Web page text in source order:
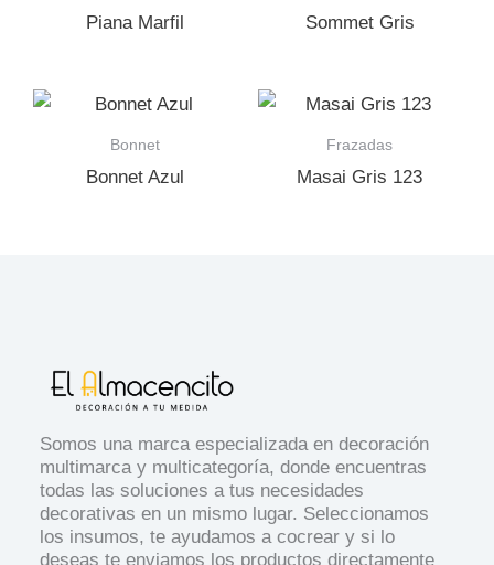
Piana Marfil Sommet Gris
Bonnet
Bonnet Azul
Frazadas
Masai Gris 123
Somos una marca especializada en decoración
multimarca y multicategoría, donde encuentras
todas las soluciones a tus necesidades
decorativas en un mismo lugar. Seleccionamos
los insumos, te ayudamos a cocrear y si lo
deseas te enviamos los productos directamente